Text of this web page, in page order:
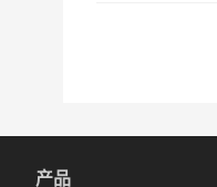
产品